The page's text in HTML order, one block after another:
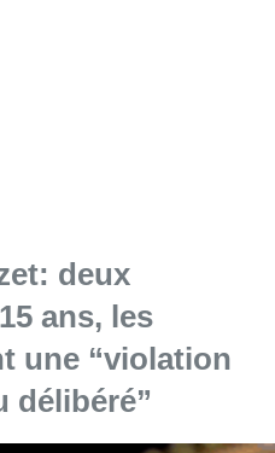
deux
ans, les
une “violation
délibéré”